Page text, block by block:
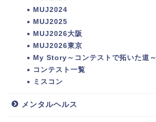
MUJ2024
MUJ2025
MUJ2026大阪
MUJ2026東京
My Story～コンテストで拓いた道～
コンテスト一覧
ミスコン
メンタルヘルス